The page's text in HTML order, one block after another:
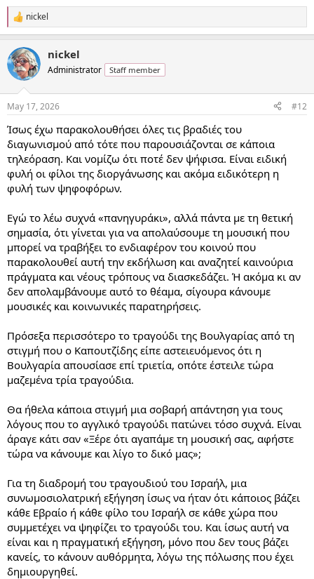
R
e
c
t
i
s
nickel
nickel
Administrator Staff member
May 17, 2026 #12
Ίσως έχω παρακολουθήσει όλες τις βραδιές του
διαγωνισμού από τότε που παρουσιάζονται σε κάποια
τηλεόραση. Και νομίζω ότι ποτέ δεν ψήφισα. Είναι ειδική
φυλή οι φίλοι της διοργάνωσης και ακόμα ειδικότερη η
φυλή των ψηφοφόρων.
Εγώ το λέω συχνά «πανηγυράκι», αλλά πάντα με τη θετική
σημασία, ότι γίνεται για να απολαύσουμε τη μουσική που
μπορεί να τραβήξει το ενδιαφέρον του κοινού που
παρακολουθεί αυτή την εκδήλωση και αναζητεί καινούρια
πράγματα και νέους τρόπους να διασκεδάζει. Ή ακόμα κι αν
δεν απολαμβάνουμε αυτό το θέαμα, σίγουρα κάνουμε
μουσικές και κοινωνικές παρατηρήσεις.
Πρόσεξα περισσότερο το τραγούδι της Βουλγαρίας από τη
στιγμή που ο Καπουτζίδης είπε αστειευόμενος ότι η
Βουλγαρία απουσίασε επί τριετία, οπότε έστειλε τώρα
μαζεμένα τρία τραγούδια.
Θα ήθελα κάποια στιγμή μια σοβαρή απάντηση για τους
λόγους που το αγγλικό τραγούδι πατώνει τόσο συχνά. Είναι
άραγε κάτι σαν «Ξέρε ότι αγαπάμε τη μουσική σας, αφήστε
τώρα να κάνουμε και λίγο το δικό μας»;
Για τη διαδρομή του τραγουδιού του Ισραήλ, μια
συνωμοσιολατρική εξήγηση ίσως να ήταν ότι κάποιος βάζει
κάθε Εβραίο ή κάθε φίλο του Ισραήλ σε κάθε χώρα που
συμμετέχει να ψηφίζει το τραγούδι του. Και ίσως αυτή να
είναι και η πραγματική εξήγηση, μόνο που δεν τους βάζει
κανείς, το κάνουν αυθόρμητα, λόγω της πόλωσης που έχει
δημιουργηθεί.